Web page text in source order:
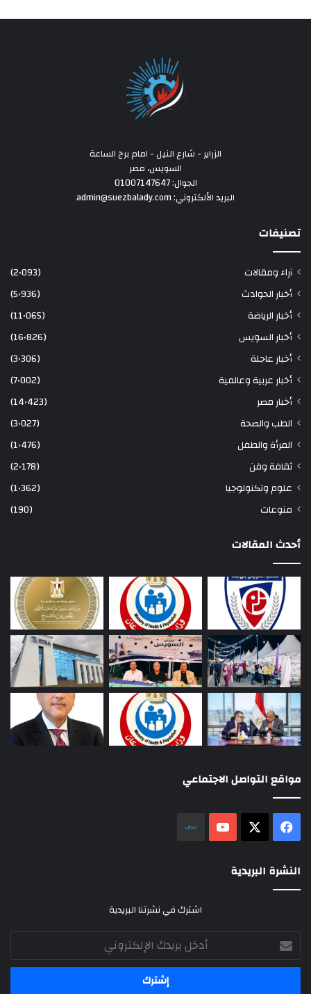
الزراير - شارع النيل - امام برج الساعة
السويس، مصر
الجوال: 01007147647
البريد الألكتروني: admin@suezbalady.com
تصنيفات
آراء ومقالات
(2٬093)
أخبار الحوادث
(5٬936)
أخبار الرياضة
(11٬065)
أخبار السويس
(16٬826)
أخبار عاجلة
(3٬306)
أخبار عربية وعالمية
(7٬002)
أخبار مصر
(14٬423)
الطب والصحة
(3٬027)
المرأة والطفل
(1٬476)
ثقافة وفن
(2٬178)
علوم وتكنولوجيا
(1٬362)
منوعات
(190)
أحدث المقالات
مواقع التواصل الاجتماعي
فيسبوك ‫YouTube
النشرة البريدية
اشترك في نشرتنا البريدية
أدخل
بريدك
الإلكتروني